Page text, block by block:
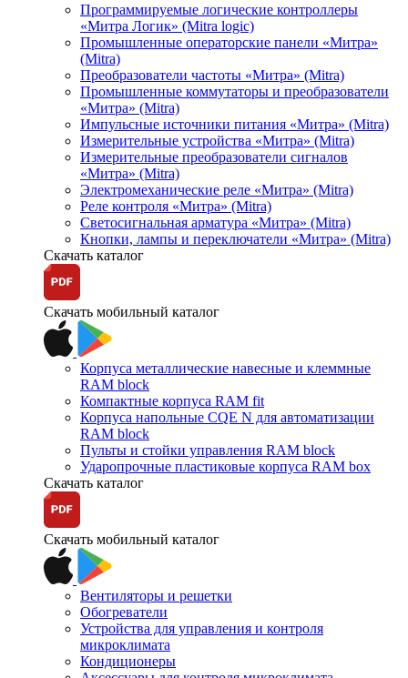
Программируемые логические контроллеры
«Митра Логик» (Mitra logic)
Промышленные операторские панели «Митра»
(Mitra)
Преобразователи частоты «Митра» (Mitra)
Промышленные коммутаторы и преобразователи
«Митра» (Mitra)
Импульсные источники питания «Митра» (Mitra)
Измерительные устройства «Митра» (Mitra)
Измерительные преобразователи сигналов
«Митра» (Mitra)
Электромеханические реле «Митра» (Mitra)
Реле контроля «Митра» (Mitra)
Светосигнальная арматура «Митра» (Mitra)
Кнопки, лампы и переключатели «Митра» (Mitra)
Скачать каталог
Скачать мобильный каталог
Корпуса металлические навесные и клеммные
RAM block
Компактные корпуса RAM fit
Корпуса напольные CQE N для автоматизации
RAM block
Пульты и стойки управления RAM block
Ударопрочные пластиковые корпуса RAM box
Скачать каталог
Скачать мобильный каталог
Вентиляторы и решетки
Обогреватели
Устройства для управления и контроля
микроклимата
Кондиционеры